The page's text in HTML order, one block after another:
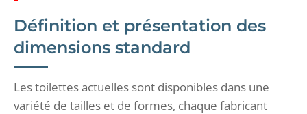
Définition et présentation des
dimensions standard
Les toilettes actuelles sont disponibles dans une
variété de tailles et de formes, chaque fabricant